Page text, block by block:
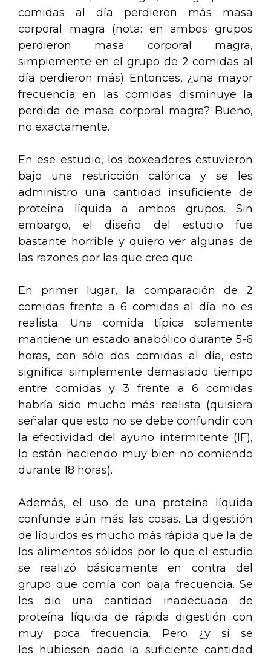
comidas al día perdieron más masa
corporal magra (nota: en ambos grupos
perdieron masa corporal magra,
simplemente en el grupo de 2 comidas al
día perdieron más). Entonces, ¿una mayor
frecuencia en las comidas disminuye la
perdida de masa corporal magra? Bueno,
no exactamente.
En ese estudio, los boxeadores estuvieron
bajo una restricción calórica y se les
administro una cantidad insuficiente de
proteína líquida a ambos grupos. Sin
embargo, el diseño del estudio fue
bastante horrible y quiero ver algunas de
las razones por las que creo que.
En primer lugar, la comparación de 2
comidas frente a 6 comidas al día no es
realista. Una comida típica solamente
mantiene un estado anabólico durante 5-6
horas, con sólo dos comidas al día, esto
significa simplemente demasiado tiempo
entre comidas y 3 frente a 6 comidas
habría sido mucho más realista (quisiera
señalar que esto no se debe confundir con
la efectividad del ayuno intermitente (IF),
lo están haciendo muy bien no comiendo
durante 18 horas).
Además, el uso de una proteína líquida
confunde aún más las cosas. La digestión
de líquidos es mucho más rápida que la de
los alimentos sólidos por lo que el estudio
se realizó básicamente en contra del
grupo que comía con baja frecuencia. Se
les dio una cantidad inadecuada de
proteína líquida de rápida digestión con
muy poca frecuencia. Pero ¿y si se
les hubiesen dado la suficiente cantidad